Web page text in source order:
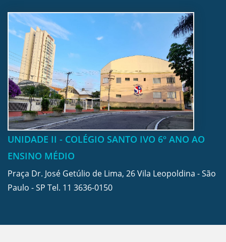
UNIDADE II - COLÉGIO SANTO IVO 6º ANO AO
ENSINO MÉDIO
Praça Dr. José Getúlio de Lima, 26 Vila Leopoldina - São
Paulo - SP Tel. 11 3636-0150